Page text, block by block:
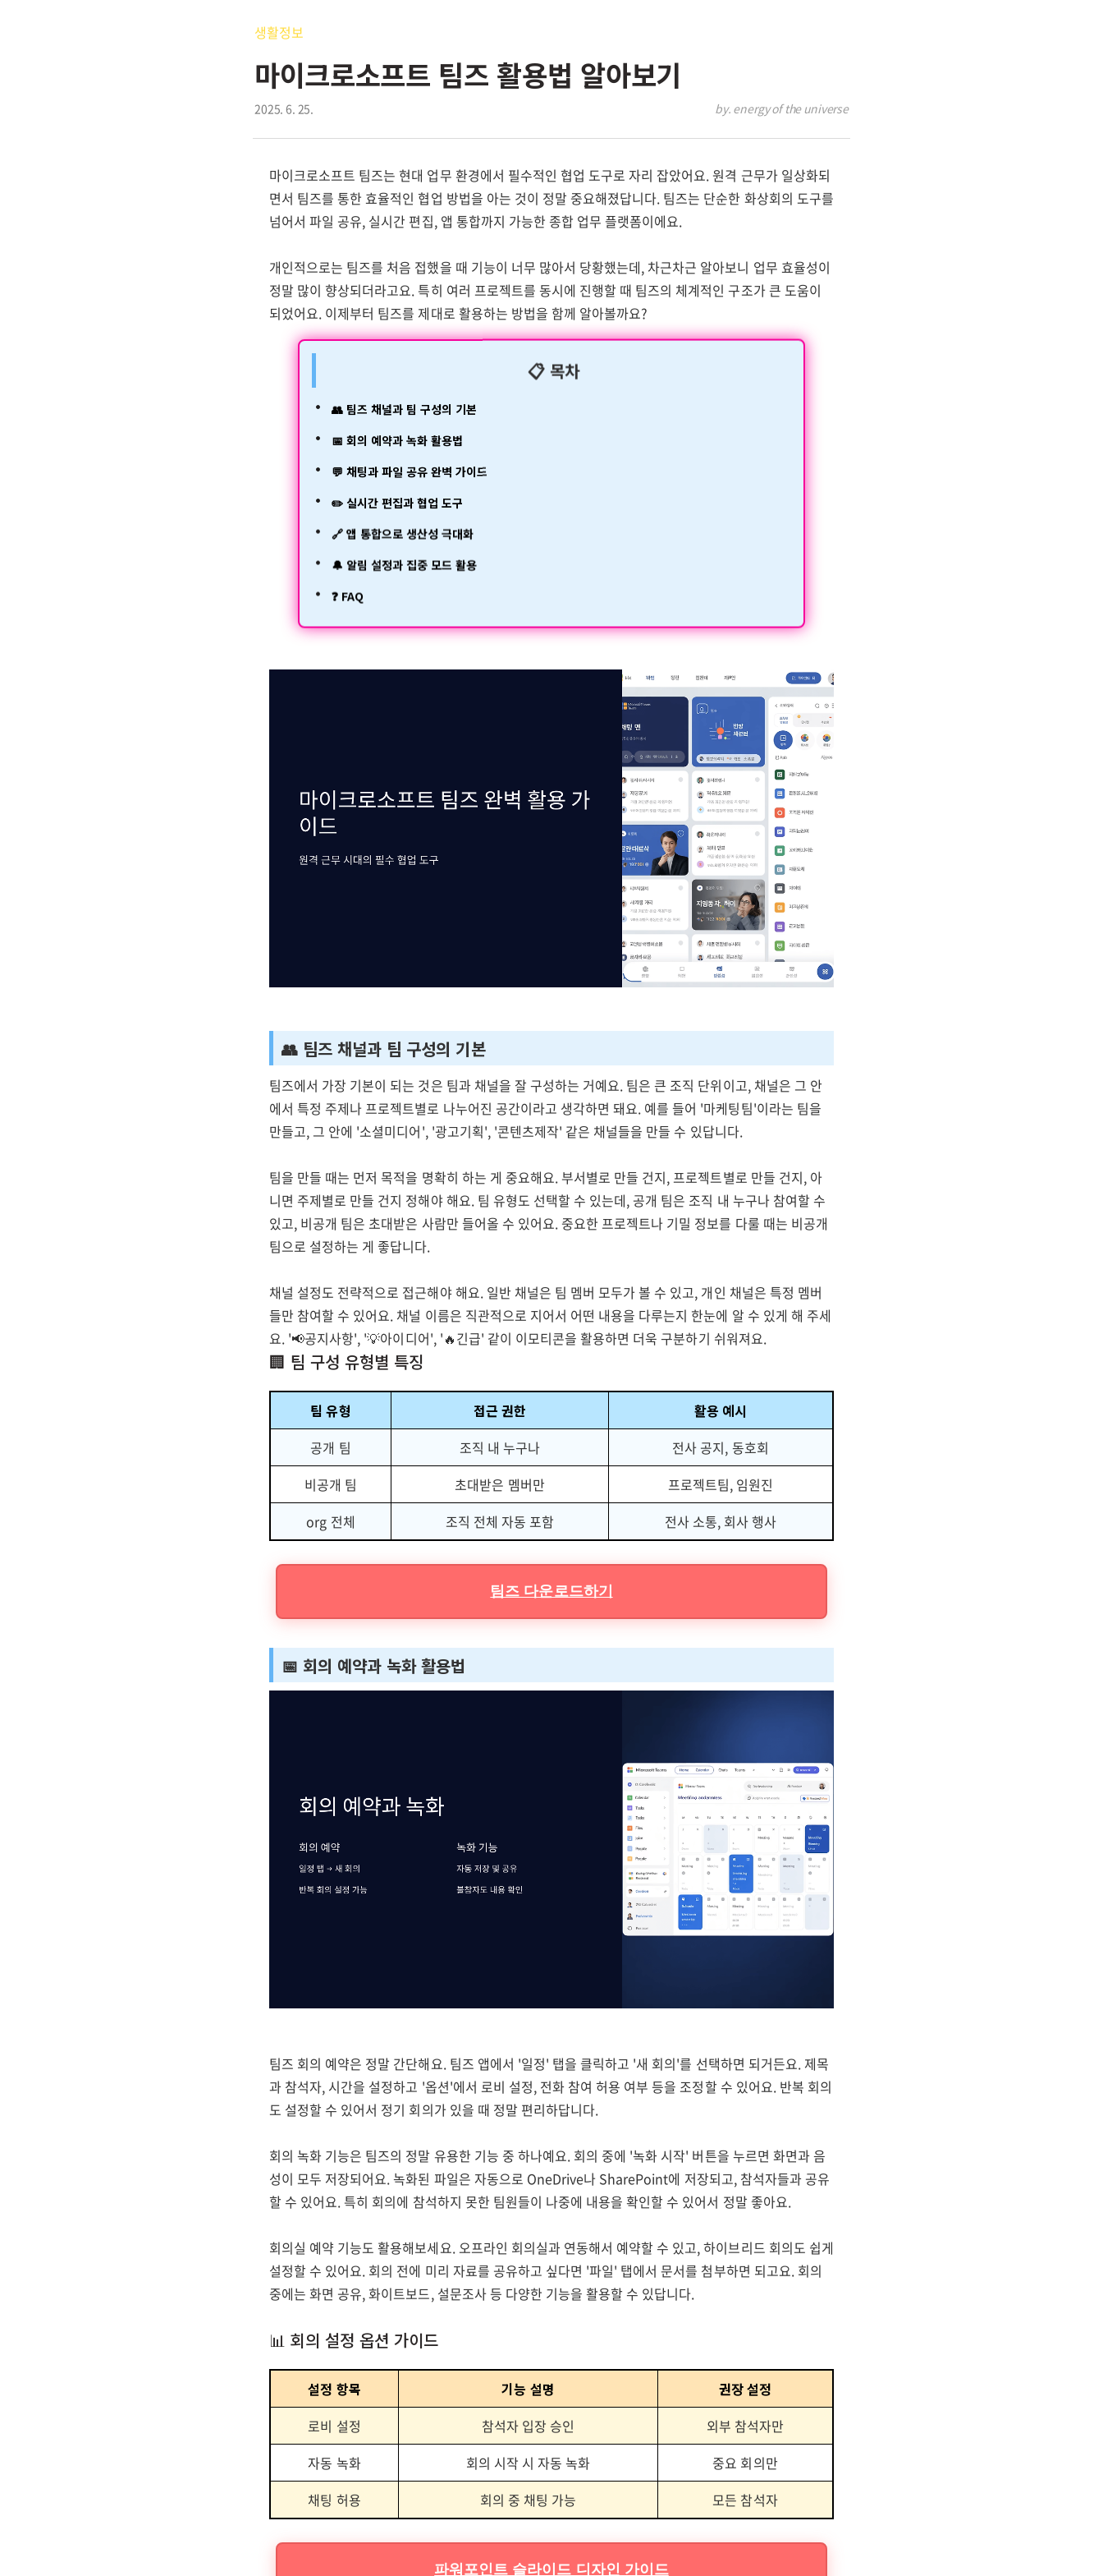
생활정보
마이크로소프트 팀즈 활용법 알아보기
2025. 6. 25. by. energy of the universe
마이크로소프트 팀즈는 현대 업무 환경에서 필수적인 협업 도구로 자리 잡았어요. 원격 근무가 일상화되
면서 팀즈를 통한 효율적인 협업 방법을 아는 것이 정말 중요해졌답니다. 팀즈는 단순한 화상회의 도구를
넘어서 파일 공유, 실시간 편집, 앱 통합까지 가능한 종합 업무 플랫폼이에요.
개인적으로는 팀즈를 처음 접했을 때 기능이 너무 많아서 당황했는데, 차근차근 알아보니 업무 효율성이
정말 많이 향상되더라고요. 특히 여러 프로젝트를 동시에 진행할 때 팀즈의 체계적인 구조가 큰 도움이
되었어요. 이제부터 팀즈를 제대로 활용하는 방법을 함께 알아볼까요?
📋 목차
👥 팀즈 채널과 팀 구성의 기본
📅 회의 예약과 녹화 활용법
💬 채팅과 파일 공유 완벽 가이드
✏️ 실시간 편집과 협업 도구
🔗 앱 통합으로 생산성 극대화
🔔 알림 설정과 집중 모드 활용
❓ FAQ
👥 팀즈 채널과 팀 구성의 기본
팀즈에서 가장 기본이 되는 것은 팀과 채널을 잘 구성하는 거예요. 팀은 큰 조직 단위이고, 채널은 그 안
에서 특정 주제나 프로젝트별로 나누어진 공간이라고 생각하면 돼요. 예를 들어 '마케팅팀'이라는 팀을
만들고, 그 안에 '소셜미디어', '광고기획', '콘텐츠제작' 같은 채널들을 만들 수 있답니다.
팀을 만들 때는 먼저 목적을 명확히 하는 게 중요해요. 부서별로 만들 건지, 프로젝트별로 만들 건지, 아
니면 주제별로 만들 건지 정해야 해요. 팀 유형도 선택할 수 있는데, 공개 팀은 조직 내 누구나 참여할 수
있고, 비공개 팀은 초대받은 사람만 들어올 수 있어요. 중요한 프로젝트나 기밀 정보를 다룰 때는 비공개
팀으로 설정하는 게 좋답니다.
채널 설정도 전략적으로 접근해야 해요. 일반 채널은 팀 멤버 모두가 볼 수 있고, 개인 채널은 특정 멤버
들만 참여할 수 있어요. 채널 이름은 직관적으로 지어서 어떤 내용을 다루는지 한눈에 알 수 있게 해 주세
요. '📢공지사항', '💡아이디어', '🔥긴급' 같이 이모티콘을 활용하면 더욱 구분하기 쉬워져요.
🏢 팀 구성 유형별 특징
팀 유형 접근 권한
활용 예시
공개 팀
조직 내 누구나
전사 공지, 동호회
비공개 팀
초대받은 멤버만
프로젝트팀, 임원진
org 전체
조직 전체 자동 포함 전사 소통, 회사 행사
팀즈 다운로드하기
📅 회의 예약과 녹화 활용법
팀즈 회의 예약은 정말 간단해요. 팀즈 앱에서 '일정' 탭을 클릭하고 '새 회의'를 선택하면 되거든요. 제목
과 참석자, 시간을 설정하고 '옵션'에서 로비 설정, 전화 참여 허용 여부 등을 조정할 수 있어요. 반복 회의
도 설정할 수 있어서 정기 회의가 있을 때 정말 편리하답니다.
회의 녹화 기능은 팀즈의 정말 유용한 기능 중 하나예요. 회의 중에 '녹화 시작' 버튼을 누르면 화면과 음
성이 모두 저장되어요. 녹화된 파일은 자동으로 OneDrive나 SharePoint에 저장되고, 참석자들과 공유
할 수 있어요. 특히 회의에 참석하지 못한 팀원들이 나중에 내용을 확인할 수 있어서 정말 좋아요.
회의실 예약 기능도 활용해보세요. 오프라인 회의실과 연동해서 예약할 수 있고, 하이브리드 회의도 쉽게
설정할 수 있어요. 회의 전에 미리 자료를 공유하고 싶다면 '파일' 탭에서 문서를 첨부하면 되고요. 회의
중에는 화면 공유, 화이트보드, 설문조사 등 다양한 기능을 활용할 수 있답니다.
📊 회의 설정 옵션 가이드
설정 항목 기능 설명
권장 설정
로비 설정
참석자 입장 승인
외부 참석자만
자동 녹화
회의 시작 시 자동 녹화
중요 회의만
채팅 허용
회의 중 채팅 가능 모든 참석자
파워포인트 슬라이드 디자인 가이드